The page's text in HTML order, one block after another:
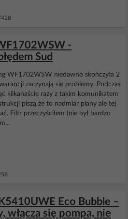
-
Sud
WF1702WSW niedawno skończyła 2
zaczynają się problemy. Podczas
kilkanaście razy z takim komunikatem
piszą że to nadmiar piany ale tej
Filtr przeczyściłem (nie był bardzo
Eco Bubble –
włącza się pompa, nie